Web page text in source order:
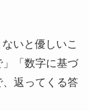
いと優しいこ
「数字に基づ
返ってくる答